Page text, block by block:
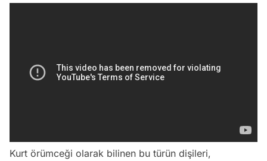
Kurt örümceği olarak bilinen bu türün dişileri,